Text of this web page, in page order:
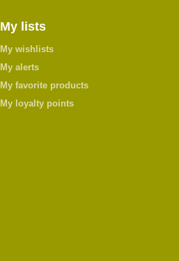
My lists
My wishlists
My alerts
My favorite products
My loyalty points